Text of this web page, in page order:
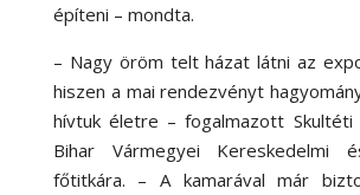
építeni – mondta.
– Nagy öröm telt házat látni az
hiszen a mai rendezvényt
hívtuk életre – fogalmazott Skultéti
Bihar Vármegyei Kereskedelmi
főtitkára. – A kamarával már